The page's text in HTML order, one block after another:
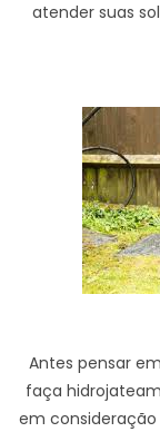
atender suas
Antes pensar
faça
em